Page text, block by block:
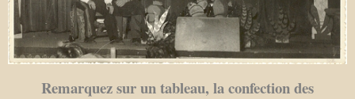
Remarquez sur un tableau, la confection des